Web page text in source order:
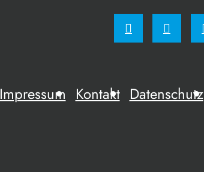
Impressum Kontakt Datenschutz